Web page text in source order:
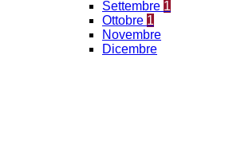
Settembre 1
Ottobre 1
Novembre
Dicembre